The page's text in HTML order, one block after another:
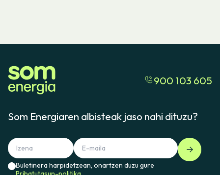
900 103 605
Som Energiaren albisteak jaso nahi dituzu?
Buletinera harpidetzean, onartzen duzu gure